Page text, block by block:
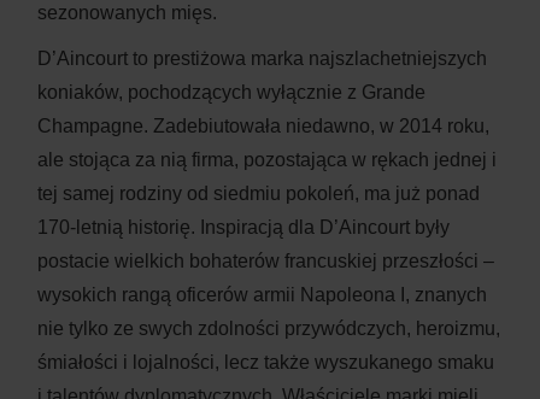
sezonowanych mięs.
D’Aincourt to prestiżowa marka najszlachetniejszych
koniaków, pochodzących wyłącznie z Grande
Champagne. Zadebiutowała niedawno, w 2014 roku,
ale stojąca za nią firma, pozostająca w rękach jednej i
tej samej rodziny od siedmiu pokoleń, ma już ponad
170-letnią historię. Inspiracją dla D’Aincourt były
postacie wielkich bohaterów francuskiej przeszłości –
wysokich rangą oficerów armii Napoleona I, znanych
nie tylko ze swych zdolności przywódczych, heroizmu,
śmiałości i lojalności, lecz także wyszukanego smaku